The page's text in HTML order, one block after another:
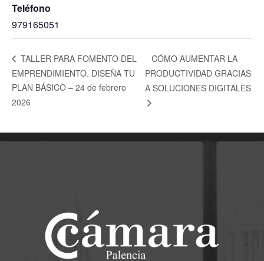
Teléfono
979165051
TALLER PARA FOMENTO DEL
EMPRENDIMIENTO. DISEÑA TU
PLAN BÁSICO – 24 de febrero
2026
CÓMO AUMENTAR LA
PRODUCTIVIDAD GRACIAS
A SOLUCIONES DIGITALES